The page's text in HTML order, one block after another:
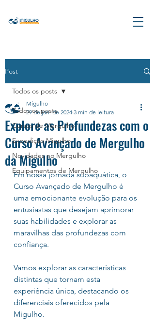
Post
Todos os posts
Cursos de Mergulho
Expedição Migulho
Novidades no Mergulho
Equipamentos de Mergulho
Todos os posts
Explore as Profundezas com o
Curso Avançado de Mergulho
da Migulho
Migulho
29 de jan. de 2024 3 min de leitura
Em nossa jornada subaquática, o
Curso Avançado de Mergulho é
uma emocionante evolução para os
entusiastas que desejam aprimorar
suas habilidades e explorar as
maravilhas das profundezas com
confiança.
Vamos explorar as características
distintas que tornam esta
experiência única, destacando os
diferenciais oferecidos pela
Migulho.